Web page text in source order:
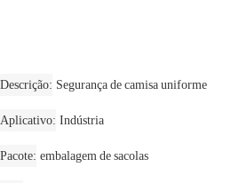
Descrição Segurança de camisa uniforme
Aplicativo Indústria
Pacote embalagem de sacolas